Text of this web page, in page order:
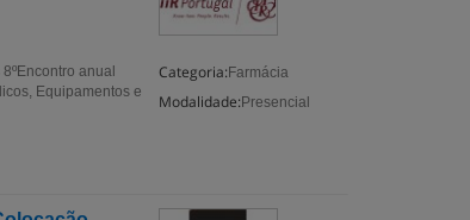
Categoria: Farmácia
Modalidade: Presencial
anual
Equipamentos e